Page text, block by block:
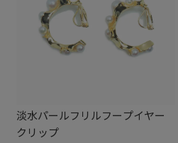
淡水パールフリルフープイヤー
クリップ